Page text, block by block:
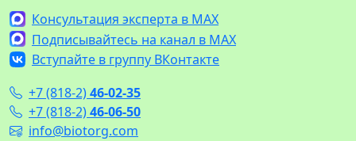
Консультация эксперта в MAX
Подписывайтесь на канал в MAX
Вступайте в группу ВКонтакте
+7 (818-2)46-02-35
+7 (818-2)46-06-50
info@biotorg.com